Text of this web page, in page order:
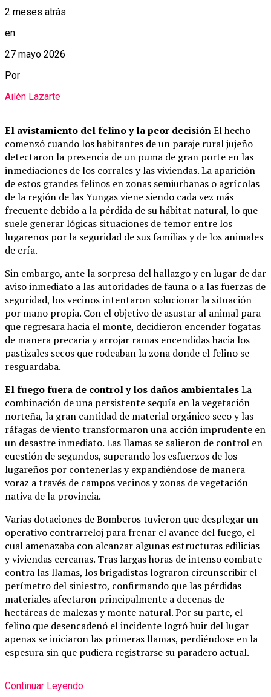
2 meses atrás
en
27 mayo 2026
Por
Ailén Lazarte
El avistamiento del felino y la peor decisiónEl hecho
comenzó cuando los habitantes de un paraje rural jujeño
detectaron la presencia de un puma de gran porte en las
inmediaciones de los corrales y las viviendas. La aparición
de estos grandes felinos en zonas semiurbanas o agrícolas
de la región de las Yungas viene siendo cada vez más
frecuente debido a la pérdida de su hábitat natural, lo que
suele generar lógicas situaciones de temor entre los
lugareños por la seguridad de sus familias y de los animales
de cría.
Sin embargo, ante la sorpresa del hallazgo y en lugar de dar
aviso inmediato a las autoridades de fauna o a las fuerzas de
seguridad, los vecinos intentaron solucionar la situación
por mano propia. Con el objetivo de asustar al animal para
que regresara hacia el monte, decidieron encender fogatas
de manera precaria y arrojar ramas encendidas hacia los
pastizales secos que rodeaban la zona donde el felino se
resguardaba.
El fuego fuera de control y los daños ambientalesLa
combinación de una persistente sequía en la vegetación
norteña, la gran cantidad de material orgánico seco y las
ráfagas de viento transformaron una acción imprudente en
un desastre inmediato. Las llamas se salieron de control en
cuestión de segundos, superando los esfuerzos de los
lugareños por contenerlas y expandiéndose de manera
voraz a través de campos vecinos y zonas de vegetación
nativa de la provincia.
Varias dotaciones de Bomberos tuvieron que desplegar un
operativo contrarreloj para frenar el avance del fuego, el
cual amenazaba con alcanzar algunas estructuras edilicias
y viviendas cercanas. Tras largas horas de intenso combate
contra las llamas, los brigadistas lograron circunscribir el
perímetro del siniestro, confirmando que las pérdidas
materiales afectaron principalmente a decenas de
hectáreas de malezas y monte natural. Por su parte, el
felino que desencadenó el incidente logró huir del lugar
apenas se iniciaron las primeras llamas, perdiéndose en la
espesura sin que pudiera registrarse su paradero actual.
Continuar Leyendo